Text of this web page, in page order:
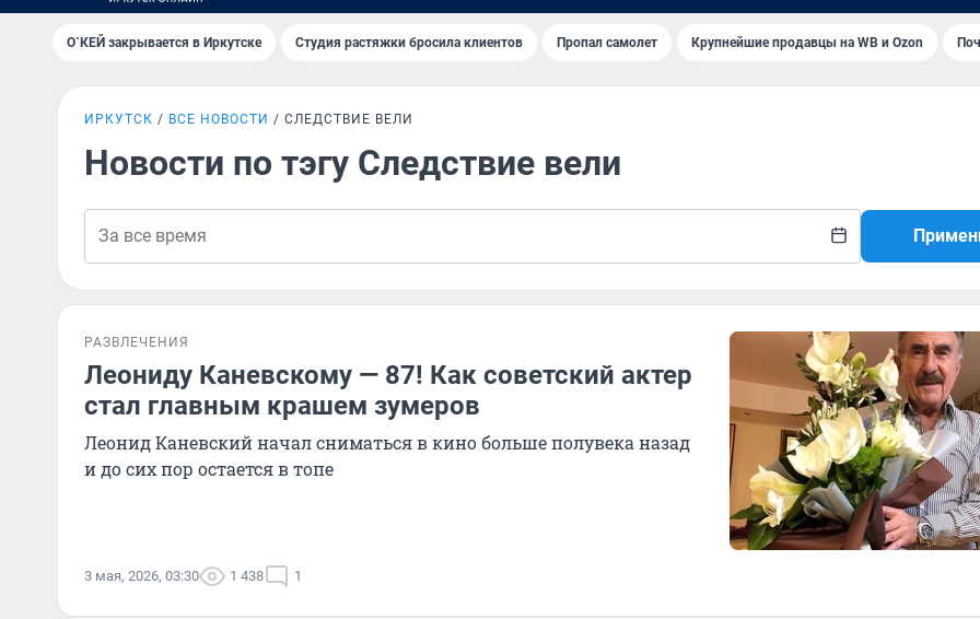
О`КЕЙ закрывается в Иркутске Студия растяжки бросила клиентов Пропал самолет Крупнейшие продавцы на WB и Ozon
ИРКУТСК ВСЕ НОВОСТИ СЛЕДСТВИЕ ВЕЛИ
Новости по тэгу Следствие вели
РАЗВЛЕЧЕНИЯ
Леониду Каневскому — 87! Как советский актер
стал главным крашем зумеров
Леонид Каневский начал сниматься в кино больше полувека назад
и до сих пор остается в топе
3 мая, 2026, 03:30 1 438 1